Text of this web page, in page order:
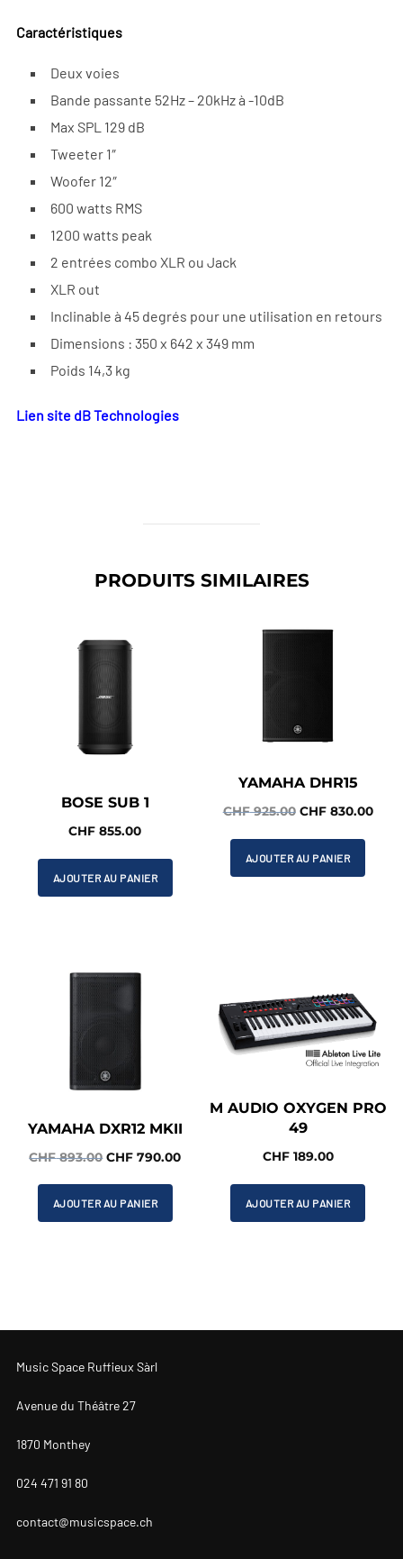
Caractéristiques
Deux voies
Bande passante 52Hz – 20kHz à -10dB
Max SPL 129 dB
Tweeter 1″
Woofer 12″
600 watts RMS
1200 watts peak
2 entrées combo XLR ou Jack
XLR out
Inclinable à 45 degrés pour une utilisation en retours
Dimensions : 350 x 642 x 349 mm
Poids 14,3 kg
Lien site dB Technologies
PRODUITS SIMILAIRES
BOSE SUB 1
CHF 855.00
AJOUTER AU PANIER
YAMAHA DHR15
CHF925.00 Le
initial
était :
CHF830.00Le
AJOUTER AU PANIER
YAMAHA DXR12 MKII
CHF893.00 Le
initial
était :
CHF 790.00Le
AJOUTER AU PANIER
M AUDIO OXYGEN PRO
49
CHF189.00
AJOUTER AU PANIER
Music Space Ruffieux Sàrl
Avenue du Théâtre 27
1870 Monthey
024 471 91 80
contact@musicspace.ch